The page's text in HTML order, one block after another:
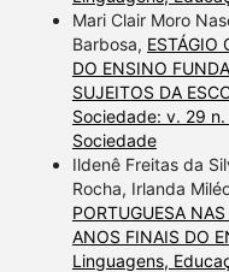
Mari Clair Moro
Barbosa, ESTÁGIO
DO ENSINO
SUJEITOS DA
Sociedade: v. 29
Sociedade
Ildenê Freitas da
Rocha, Irlanda
PORTUGUESA
ANOS FINAIS DO
Linguagens,